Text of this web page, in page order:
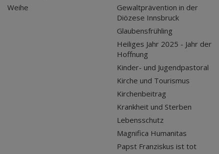
Weihe
Gewaltprävention in der
Diözese Innsbruck
Glaubensfrühling
Heiliges Jahr 2025 - Jahr der
Hoffnung
Kinder- und Jugendpastoral
Kirche und Tourismus
Kirchenbeitrag
Krankheit und Sterben
Lebensschutz
Magnifica Humanitas
Papst Franziskus ist tot